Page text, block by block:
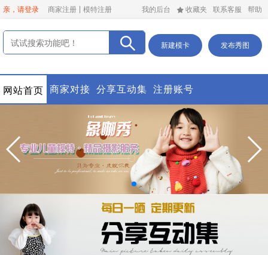
亲，请登录 商家注册 模特注册 我的后台 收藏夹 联系客服 帮助
新建模卡 发布秀图
网站首页 商家对接 分享互动集 注册账号